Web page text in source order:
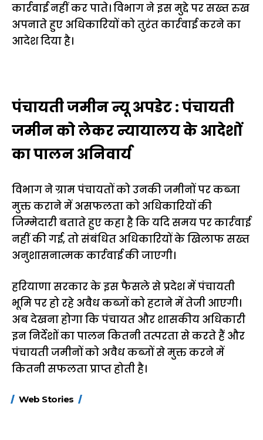
कार्रवाई नहीं कर पाते। विभाग ने इस मुद्दे पर सख्त रुख
अपनाते हुए अधिकारियों को तुरंत कार्रवाई करने का
आदेश दिया है।
पंचायती जमीन न्यू अपडेट : पंचायती
जमीन को लेकर न्यायालय के आदेशों
का पालन अनिवार्य
विभाग ने ग्राम पंचायतों को उनकी जमीनों पर कब्जा
मुक्त कराने में असफलता को अधिकारियों की
जिम्मेदारी बताते हुए कहा है कि यदि समय पर कार्रवाई
नहीं की गई, तो संबंधित अधिकारियों के खिलाफ सख्त
अनुशासनात्मक कार्रवाई की जाएगी।
हरियाणा सरकार के इस फैसले से प्रदेश में पंचायती
भूमि पर हो रहे अवैध कब्जों को हटाने में तेजी आएगी।
अब देखना होगा कि पंचायत और शासकीय अधिकारी
इन निर्देशों का पालन कितनी तत्परता से करते हैं और
पंचायती जमीनों को अवैध कब्जों से मुक्त करने में
कितनी सफलता प्राप्त होती है।
Web Stories
FASTag के ये नए